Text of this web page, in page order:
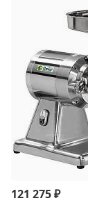
121 275₽